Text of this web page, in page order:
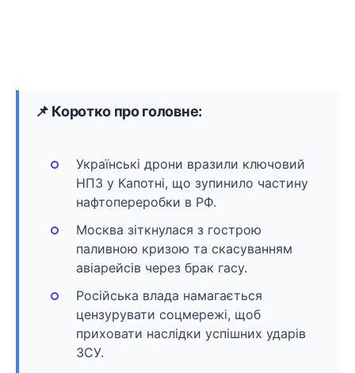
📌 Коротко про головне:
Українські дрони вразили ключовий
НПЗ у Капотні, що зупинило частину
нафтопереробки в РФ.
Москва зіткнулася з гострою
паливною кризою та скасуванням
авіарейсів через брак гасу.
Російська влада намагається
цензурувати соцмережі, щоб
приховати наслідки успішних ударів
ЗСУ.